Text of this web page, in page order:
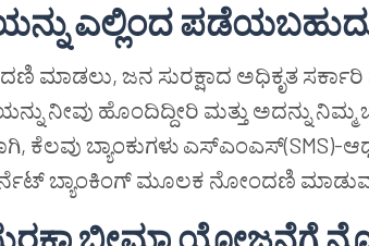
ಎಲ್ಲಿಂದ
ಮಾಡಲು, ಜನ ಸುರಕ್ಷಾದ ಅಧಿಕೃತ
ನೀವು ಹೊಂದಿದ್ದೀರಿ ಮತ್ತು ಅದನ್ನು ನಿಮ್ಮ
ಕೆಲವು ಬ್ಯಾಂಕುಗಳು
ಬ್ಯಾಂಕಿಂಗ್ ಮೂಲಕ ನೋಂದಣಿ
ಬೀಮಾ ಯೋಜನೆಗೆ